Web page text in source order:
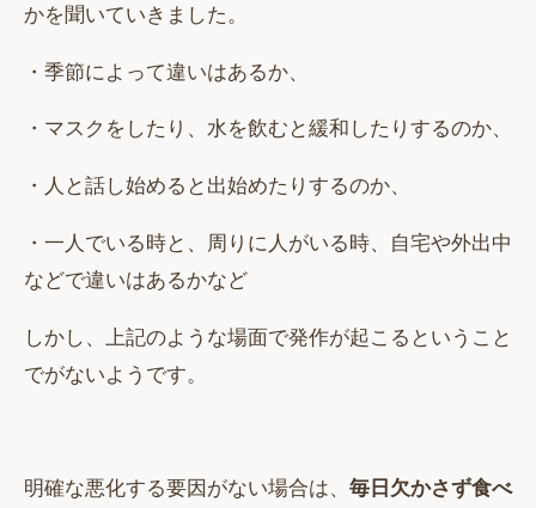
かを聞いていきました。
・季節によって違いはあるか、
・マスクをしたり、水を飲むと緩和したりするのか、
・人と話し始めると出始めたりするのか、
・一人でいる時と、周りに人がいる時、自宅や外出中
などで違いはあるかなど
しかし、上記のような場面で発作が起こるということ
でがないようです。
明確な悪化する要因がない場合は、 毎日欠かさず食べ